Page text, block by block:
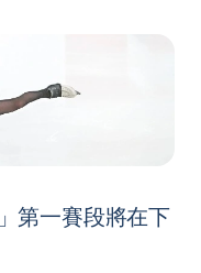
第一賽段將在下